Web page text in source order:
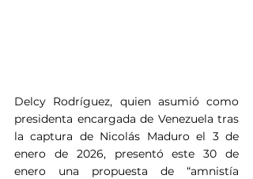
Delcy Rodríguez, quien asumió como
presidenta encargada de Venezuela tras
la captura de Nicolás Maduro el 3 de
enero de 2026, presentó este 30 de
enero una propuesta de “amnistía